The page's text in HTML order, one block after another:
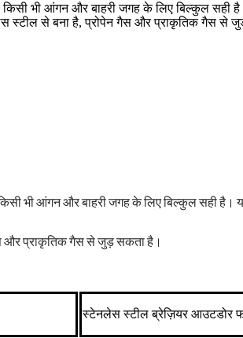
किसी भी आंगन और बाहरी जगह के लिए बिल्कुल सही
स्टील से बना है, प्रोपेन गैस और प्राकृतिक गैस से
भी आंगन और बाहरी जगह के लिए बिल्कुल सही
और प्राकृतिक गैस से जुड़ सकता है।
स्टेनलेस स्टील ब्रेज़ियर आउटडोर